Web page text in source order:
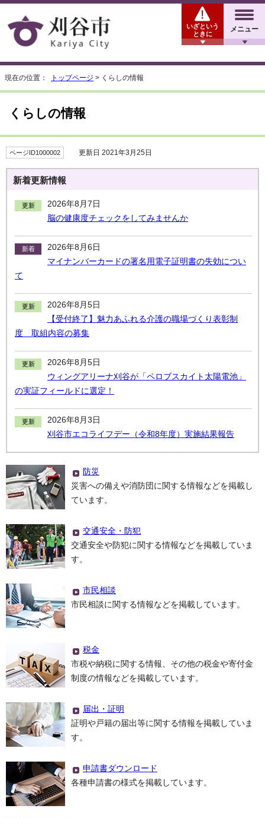
メニュー
いざという
ときに
現在の位置： トップページ > くらしの情報
くらしの情報
ページID1000002 更新日 2021年3月25日
新着更新情報
2026年8月7日
更新
脳の健康度チェックをしてみませんか
2026年8月6日
新着
マイナンバーカードの署名用電子証明書の失効につい
て
2026年8月5日
更新
【受付終了】魅力あふれる介護の職場づくり表彰制
度 取組内容の募集
2026年8月5日
更新
ウィングアリーナ刈谷が「ペロブスカイト太陽電池」
の実証フィールドに選定！
2026年8月3日
更新
刈谷市エコライフデー（令和8年度）実施結果報告
防災
災害への備えや消防団に関する情報などを掲載し
ています。
交通安全・防犯
交通安全や防犯に関する情報などを掲載していま
す。
市民相談
市民相談に関する情報などを掲載しています。
税金
市税や納税に関する情報、その他の税金や寄付金
制度の情報などを掲載しています。
届出・証明
証明や戸籍の届出等に関する情報を掲載していま
す。
申請書ダウンロード
各種申請書の様式を掲載しています。